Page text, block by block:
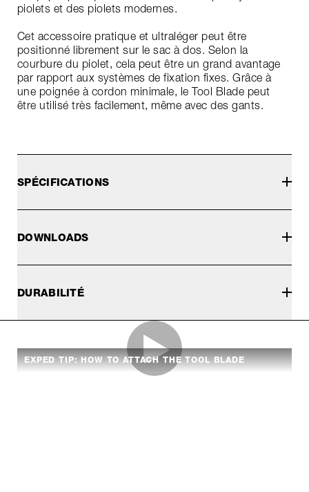
piolets et des piolets modernes.
Cet accessoire pratique et ultraléger peut être
positionné librement sur le sac à dos. Selon la
courbure du piolet, cela peut être un grand avantage
par rapport aux systèmes de fixation fixes. Grâce à
une poignée à cordon minimale, le Tool Blade peut
être utilisé très facilement, même avec des gants.
SPÉCIFICATIONS
DOWNLOADS
DURABILITÉ
EXPED TIP: HOW TO ATTACH THE TOOL BLADE